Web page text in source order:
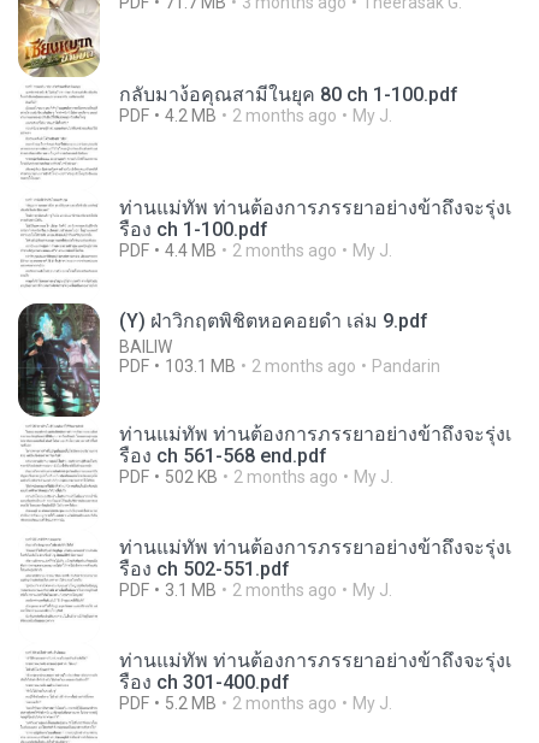
กลับมาง้อคุณสามีในยุค 80 ch 1-100.pdf
PDF 4.2 MB 2 months ago My J.
ท่านแม่ทัพ ท่านต้องการภรรยาอย่างข้าถึงจะรุ่งเ
รือง ch 1-100.pdf
PDF 4.4 MB 2 months ago My J.
(Y) ฝ่าวิกฤตพิชิตหอคอยดำ เล่ม 9.pdf
BAILIW
PDF
103.1 MB 2 months ago Pandarin
ท่านแม่ทัพ ท่านต้องการภรรยาอย่างข้าถึงจะรุ่งเ
รือง ch 561-568 end.pdf
PDF 502 KB 2 months ago My J.
ท่านแม่ทัพ ท่านต้องการภรรยาอย่างข้าถึงจะรุ่งเ
รือง ch 502-551.pdf
PDF 3.1 MB 2 months ago My J.
ท่านแม่ทัพ ท่านต้องการภรรยาอย่างข้าถึงจะรุ่งเ
รือง ch 301-400.pdf
PDF 5.2 MB 2 months ago My J.